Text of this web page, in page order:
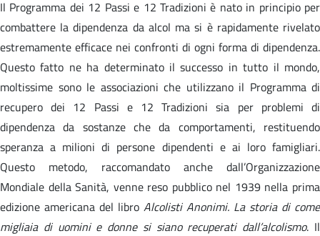
Il Programma dei 12 Passi e 12 Tradizioni è nato in principio per
combattere la dipendenza da alcol ma si è rapidamente rivelato
estremamente efficace nei confronti di ogni forma di dipendenza.
Questo fatto ne ha determinato il successo in tutto il mondo,
moltissime sono le associazioni che utilizzano il Programma di
recupero dei 12 Passi e 12 Tradizioni sia per problemi di
dipendenza da sostanze che da comportamenti, restituendo
speranza a milioni di persone dipendenti e ai loro famigliari.
Questo metodo, raccomandato anche dall’Organizzazione
Mondiale della Sanità, venne reso pubblico nel 1939 nella prima
edizione americana del libro Alcolisti Anonimi. La storia di come
migliaia di uomini e donne si siano recuperati dall’alcolismo. Il